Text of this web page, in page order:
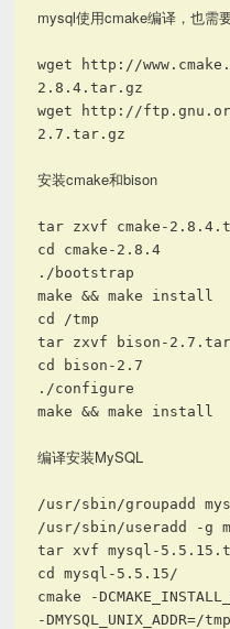
mysql使用cmake编译，也需
wget http://
2.8.4.tar.gz
wget http://
2.7.tar.gz
安装cmake和bison
tar zxvf cmake-
cd cmake-2.8.4
./bootstrap
make && make install
cd /tmp
tar zxvf bison-
cd bison-2.7
./configure
make && make install
编译安装MySQL
/usr/sbin/groupadd
/usr/sbin/useradd -g
tar xvf mysql-
cd mysql-5.5.15/
cmake -
-